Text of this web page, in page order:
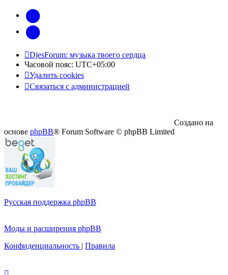
vk
Telegram
DjesForum: музыка твоего сердца
Часовой пояс: UTC+05:00
Удалить cookies
Связаться с администрацией
Создано на
основе phpBB® Forum Software © phpBB Limited
Русская поддержка phpBB
Моды и расширения phpBB
Конфиденциальность | Правила